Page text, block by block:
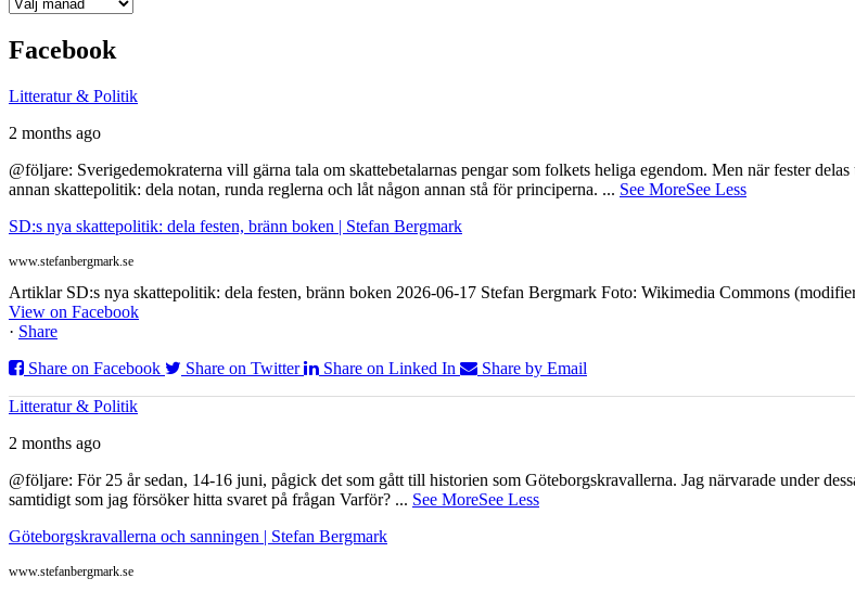
Facebook
Litteratur & Politik
2 months ago
@följare: Sverigedemokraterna vill gärna tala om skattebetalarnas pengar som folkets heliga egendom. Men när fester
annan skattepolitik: dela notan, runda reglerna och låt någon annan stå för principerna. ... See MoreSee Less
SD:s nya skattepolitik: dela festen, bränn boken | Stefan Bergmark
www.stefanbergmark.se
Artiklar SD:s nya skattepolitik: dela festen, bränn boken 2026-06-17 Stefan Bergmark Foto: Wikimedia Commons
View on Facebook
· Share
Share on Facebook
Share on Twitter Share on Linked In Share by Email
Litteratur & Politik
2 months ago
@följare: För 25 år sedan, 14-16 juni, pågick det som gått till historien som Göteborgskravallerna. Jag närvarade under
samtidigt som jag försöker hitta svaret på frågan Varför? ... See MoreSee Less
Göteborgskravallerna och sanningen | Stefan Bergmark
www.stefanbergmark.se